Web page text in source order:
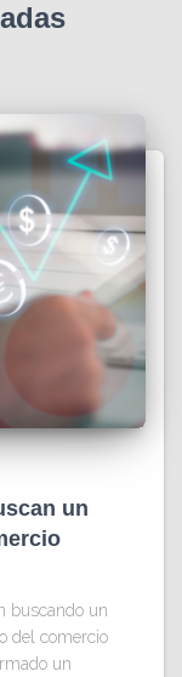
un
buscando un
del comercio
un